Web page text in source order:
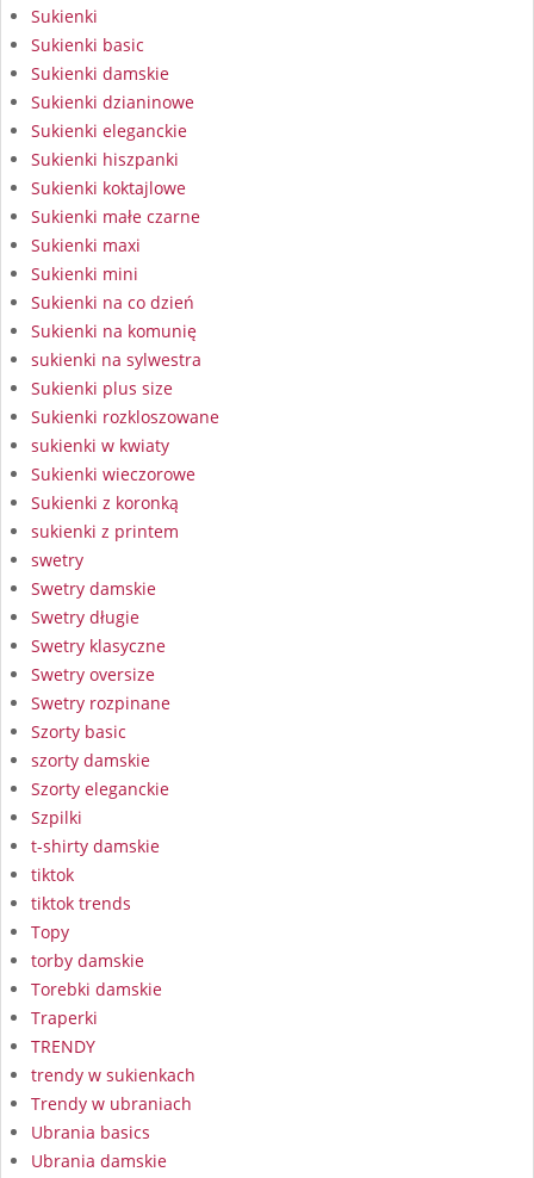
Sukienki
Sukienki basic
Sukienki damskie
Sukienki dzianinowe
Sukienki eleganckie
Sukienki hiszpanki
Sukienki koktajlowe
Sukienki małe czarne
Sukienki maxi
Sukienki mini
Sukienki na co dzień
Sukienki na komunię
sukienki na sylwestra
Sukienki plus size
Sukienki rozkloszowane
sukienki w kwiaty
Sukienki wieczorowe
Sukienki z koronką
sukienki z printem
swetry
Swetry damskie
Swetry długie
Swetry klasyczne
Swetry oversize
Swetry rozpinane
Szorty basic
szorty damskie
Szorty eleganckie
Szpilki
t-shirty damskie
tiktok
tiktok trends
Topy
torby damskie
Torebki damskie
Traperki
TRENDY
trendy w sukienkach
Trendy w ubraniach
Ubrania basics
Ubrania damskie